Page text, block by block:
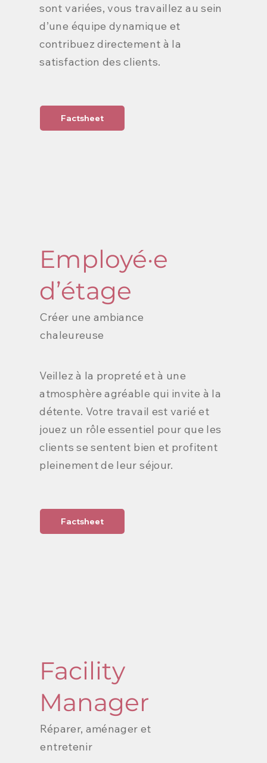
sont variées, vous travaillez au sein
d’une équipe dynamique et
contribuez directement à la
satisfaction des clients.
Factsheet
Employé·e
d’étage
Créer une ambiance
chaleureuse
Veillez à la propreté et à une
atmosphère agréable qui invite à la
détente. Votre travail est varié et
jouez un rôle essentiel pour que les
clients se sentent bien et profitent
pleinement de leur séjour.
Factsheet
Facility
Manager
Réparer, aménager et
entretenir